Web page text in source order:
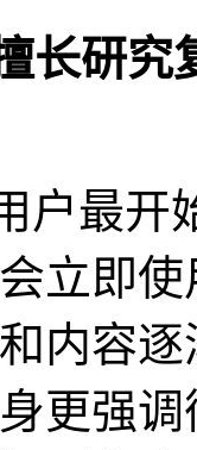
长研究
户最开
立即
内容
更强